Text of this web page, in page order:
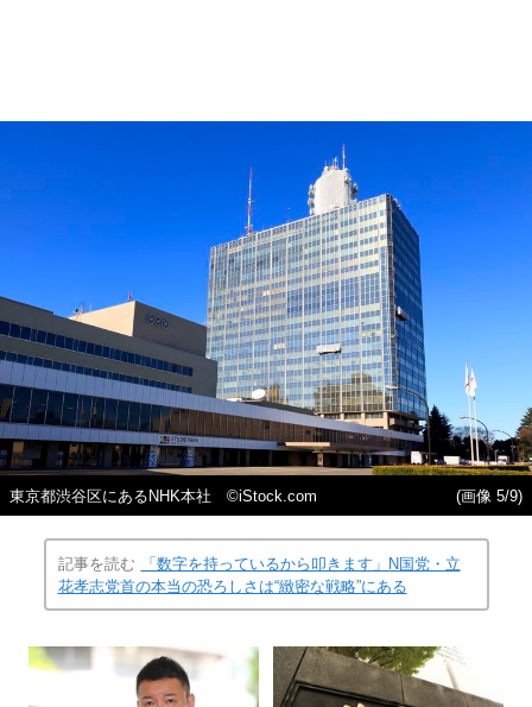
東京都渋谷区にあるNHK本社 ©iStock.com (画像 5/9)
記事を読む
「数字を持っているから叩きます」N国党・立
花孝志党首の本当の恐ろしさは“緻密な戦略”にある